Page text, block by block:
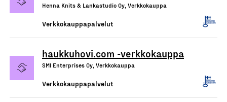
Henna Knits & Lankastudio Oy, Verkkokauppa
Verkkokauppapalvelut
haukkuhovi.com -verkkokauppa
SMI Enterprises Oy, Verkkokauppa
Verkkokauppapalvelut